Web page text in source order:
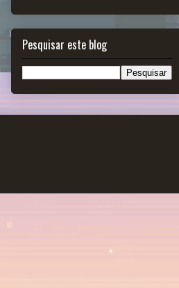
Pesquisar este blog